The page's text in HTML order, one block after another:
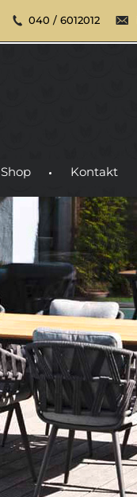
040 / 6012012
Shop Kontakt